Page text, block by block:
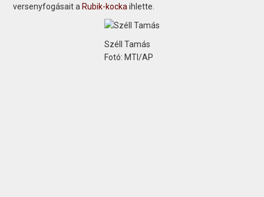
versenyfogásait a Rubik-kocka ihlette.
Széll Tamás
Fotó: MTI/AP